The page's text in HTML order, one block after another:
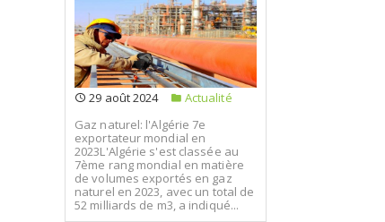
29 août 2024
Actualité
Gaz naturel: l'Algérie 7e
exportateur mondial en
2023L'Algérie s'est classée au
7ème rang mondial en matière
de volumes exportés en gaz
naturel en 2023, avec un total de
52 milliards de m3, a indiqué...